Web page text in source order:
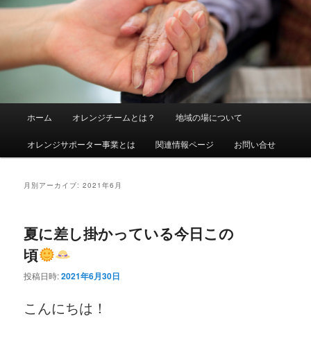
メ
イ
ン
テ
サ
ブ
テ
ン
ホーム オレンジチームとは？ 地域の場について
オレンジサポーター事業とは 関連情報ページ お問い合せ
月別アーカイブ:2021年6月
夏に差し掛かっている今日この
頃
投稿日時:2021年6月30日
こんにちは！